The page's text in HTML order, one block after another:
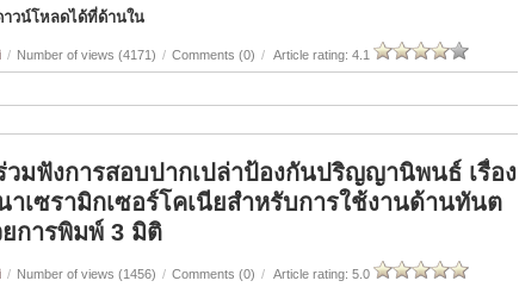
าวน์โหลดได้ที่ด้านใน
/ Number of views (4171) / Comments (0) / Article rating: 4.1
มฟังการสอบปากเปล่าป้องกันปริญญานิพนธ์ เรื่อง
เซรามิกเซอร์โคเนียสำหรับการใช้งานด้านทันต
การพิมพ์ 3 มิติ
/ Number of views (1456) / Comments (0) / Article rating: 5.0